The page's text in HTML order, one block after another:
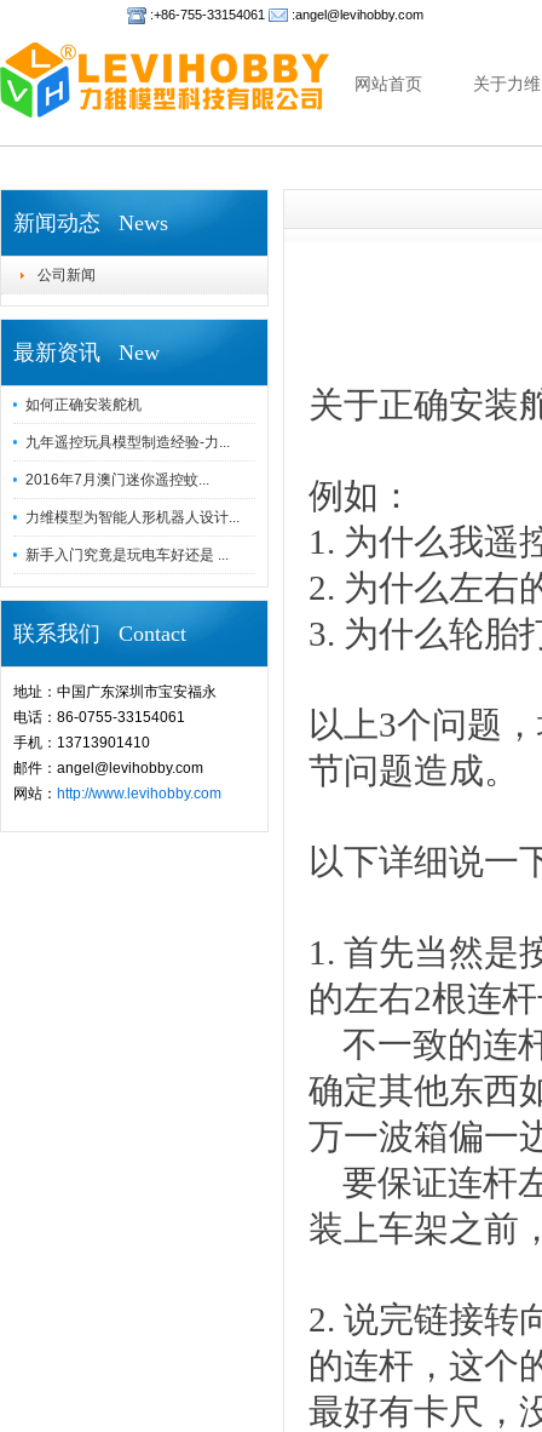
:+86-755-33154061 :angel@levihobby.com
网站首页 关于力维
新闻动态 News
公司新闻
最新资讯 New
如何正确安装舵机
九年遥控玩具模型制造经验-力...
2016年7月澳门迷你遥控蚊...
力维模型为智能人形机器人设计...
新手入门究竟是玩电车好还是 ...
联系我们 Contact
地址：中国广东深圳市宝安福永
电话：86-0755-33154061
手机：13713901410
邮件：angel@levihobby.com
网站： http://www.levihobby.com
关于正确安装
例如：
1. 为什么我遥
2. 为什么左右
3. 为什么轮胎
以上3个问题
节问题造成。
以下详细说一
1. 首先当然是
的左右2根连
不一致的连
确定其他东西
万一波箱偏一
要保证连杆
装上车架之前
2. 说完链接转
的连杆，这个
最好有卡尺，